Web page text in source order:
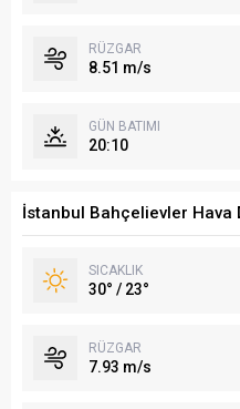
RÜZGAR
8.51 m/s
GÜN BATIMI
20:10
İstanbul Bahçelievler Hava
SICAKLIK
30° / 23°
RÜZGAR
7.93 m/s